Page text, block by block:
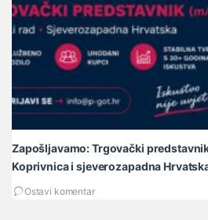
Zapošljavamo: Trgovački
Koprivnica i sjeverozapadna
Ostavi komentar